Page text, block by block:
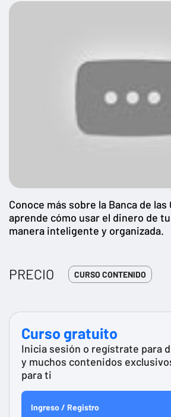
Conoce más sobre la Banca de
aprende cómo usar el dinero de
manera inteligente y organizada.
PRECIO CURSO CONTENIDO
Curso gratuito
Inicia sesión o regístrate para
y muchos contenidos
para ti
Ingreso / Registro